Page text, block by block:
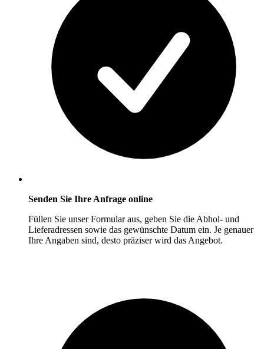
Senden Sie Ihre Anfrage online
Füllen Sie unser Formular aus, geben Sie die Abhol- und
Lieferadressen sowie das gewünschte Datum ein. Je genauer
Ihre Angaben sind, desto präziser wird das Angebot.